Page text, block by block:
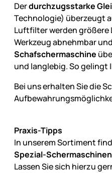
Derdurchzugsstarke
Technologie) überzeugt
Luftfilter werden größere
Werkzeug abnehmbar
Schafschermaschine
und langlebig.So gelingt
Bei uns erhalten Sie die
Praxis-Tipps
In unserem Sortiment
Spezial-
Lassen Sie sich hierzu